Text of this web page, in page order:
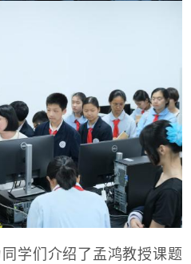
学们介绍了孟鸿教授课题